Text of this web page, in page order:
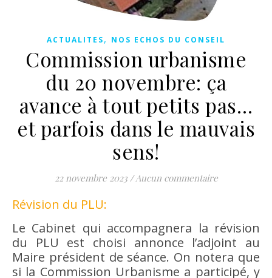
ACTUALITES, NOS ECHOS DU CONSEIL
Commission urbanisme
du 20 novembre: ça
avance à tout petits pas…
et parfois dans le mauvais
sens!
22 novembre 2023 /Aucun commentaire
Révision du PLU:
Le Cabinet qui accompagnera la révision
du PLU est choisi annonce l’adjoint au
Maire président de séance. On notera que
si la Commission Urbanisme a participé, y